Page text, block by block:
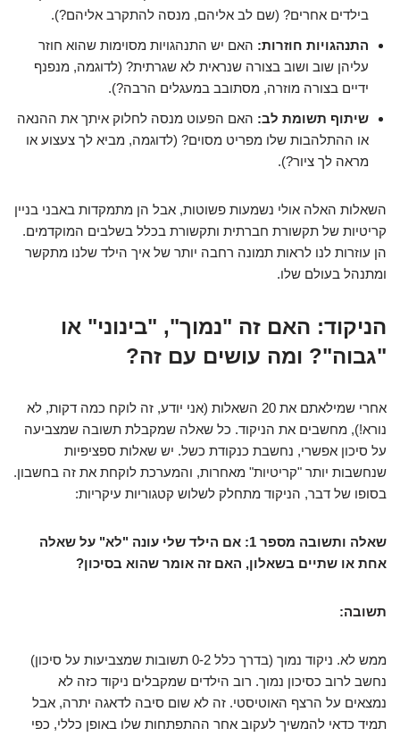
בילדים אחרים? (שם לב אליהם, מנסה להתקרב אליהם?).
התנהגויות חוזרות: האם יש התנהגויות מסוימות שהוא חוזר
עליהן שוב ושוב בצורה שנראית לא שגרתית? (לדוגמה, מנפנף
ידיים בצורה מוזרה, מסתובב במעגלים הרבה?).
שיתוף תשומת לב: האם הפעוט מנסה לחלוק איתך את ההנאה
או ההתלהבות שלו מפריט מסוים? (לדוגמה, מביא לך צעצוע או
מראה לך ציור?).
השאלות האלה אולי נשמעות פשוטות, אבל הן מתמקדות באבני בניין
קריטיות של תקשורת חברתית ותקשורת בכלל בשלבים המוקדמים.
הן עוזרות לנו לראות תמונה רחבה יותר של איך הילד שלנו מתקשר
ומתנהל בעולם שלו.
הניקוד: האם זה "נמוך", "בינוני" או
"גבוה"? ומה עושים עם זה?
אחרי שמילאתם את 20 השאלות (אני יודע, זה לוקח כמה דקות, לא
נורא!), מחשבים את הניקוד. כל שאלה שמקבלת תשובה שמצביעה
על סיכון אפשרי, נחשבת כנקודת כשל. יש שאלות ספציפיות
שנחשבות יותר "קריטיות" מאחרות, והמערכת לוקחת את זה בחשבון.
בסופו של דבר, הניקוד מתחלק לשלוש קטגוריות עיקריות:
שאלה ותשובה מספר 1: אם הילד שלי עונה "לא" על שאלה
אחת או שתיים בשאלון, האם זה אומר שהוא בסיכון?
תשובה:
ממש לא. ניקוד נמוך (בדרך כלל 0-2 תשובות שמצביעות על סיכון)
נחשב לרוב כסיכון נמוך. רוב הילדים שמקבלים ניקוד כזה לא
נמצאים על הרצף האוטיסטי. זה לא שום סיבה לדאגה יתרה, אבל
תמיד כדאי להמשיך לעקוב אחר ההתפתחות שלו באופן כללי, כפי